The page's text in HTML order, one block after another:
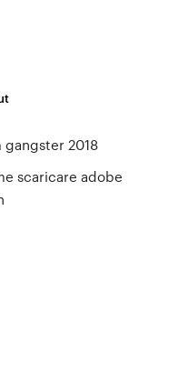
gangster 2018
scaricare adobe